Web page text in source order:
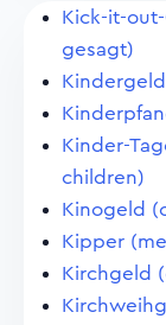
Kick-it-
gesagt)
Kinder-
children)
Kinogeld
Kipper
Kirchgeld